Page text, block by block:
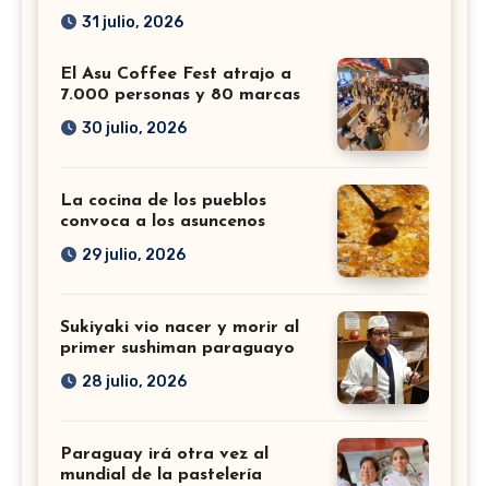
31 julio, 2026
El Asu Coffee Fest atrajo a
7.000 personas y 80 marcas
30 julio, 2026
La cocina de los pueblos
convoca a los asuncenos
29 julio, 2026
Sukiyaki vio nacer y morir al
primer sushiman paraguayo
28 julio, 2026
Paraguay irá otra vez al
mundial de la pastelería